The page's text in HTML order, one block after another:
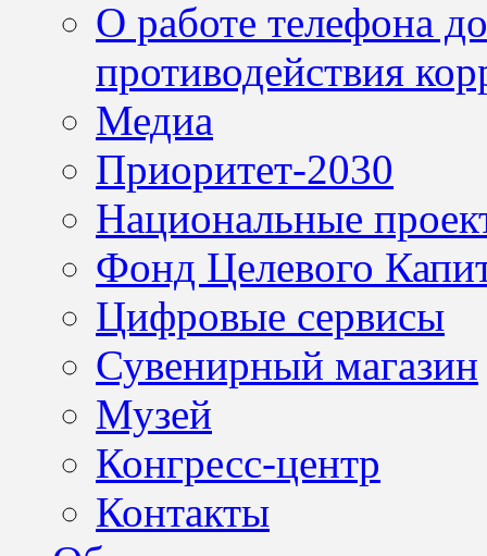
О работе телефона
противодействия
Медиа
Приоритет-2030
Национальные
Фонд Целевого
Цифровые сервисы
Сувенирный магазин
Музей
Конгресс-центр
Контакты